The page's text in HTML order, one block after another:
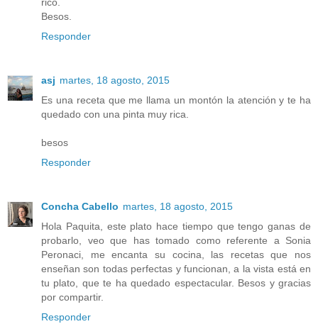
Besos.
Responder
asj martes, 18 agosto, 2015
Es una receta que me llama un montón la atención y te ha
quedado con una pinta muy rica.
besos
Responder
Concha Cabello martes, 18 agosto, 2015
Hola Paquita, este plato hace tiempo que tengo ganas de
probarlo, veo que has tomado como referente a Sonia
Peronaci, me encanta su cocina, las recetas que nos
enseñan son todas perfectas y funcionan, a la vista está en
tu plato, que te ha quedado espectacular. Besos y gracias
por compartir.
Responder